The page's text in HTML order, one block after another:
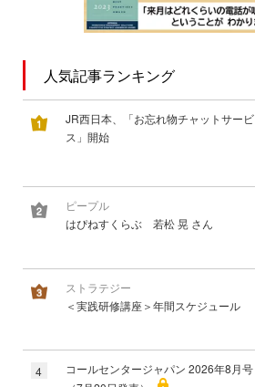
人気記事ランキング
JR西日本、「お忘れ物チャットサービ
ス」開始
ピープル
はぴねすくらぶ 若松 晃 さん
ストラテジー
＜実践研修講座＞年間スケジュール
4
コールセンタージャパン 2026年8月号